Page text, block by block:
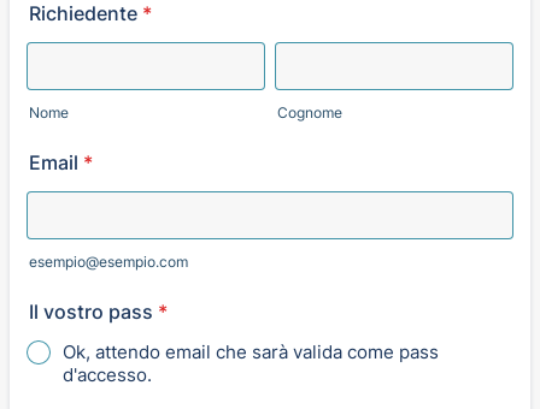
Richiedente *
Nome Cognome
Email *
esempio@esempio.com
Il vostro pass *
Ok, attendo email che sarà valida come pass
d'accesso.